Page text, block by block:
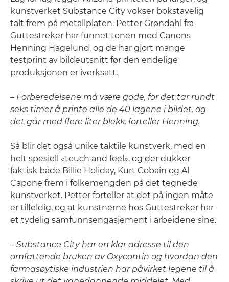
kunstverket Substance City vokser bokstavelig
talt frem på metallplaten. Petter Grøndahl fra
Guttestreker har funnet tonen med Canons
Henning Hagelund, og de har gjort mange
testprint av bildeutsnitt før den endelige
produksjonen er iverksatt.
– Forberedelsene må være gode, for det tar rundt
seks timer å printe alle de 40 lagene i bildet, og
det går med flere liter blekk, forteller Henning.
Så blir det også unike taktile kunstverk, med en
helt spesiell «touch and feel», og der dukker
faktisk både Billie Holiday, Kurt Cobain og Al
Capone frem i folkemengden på det tegnede
kunstverket. Petter forteller at det på ingen måte
er tilfeldig, og at kunstnerne hos Guttestreker har
et tydelig samfunnsengasjement i arbeidene sine.
– Substance City har en klar adresse til den
omfattende bruken av Oxycontin og hvordan den
farmasøytiske industrien har påvirket legene til å